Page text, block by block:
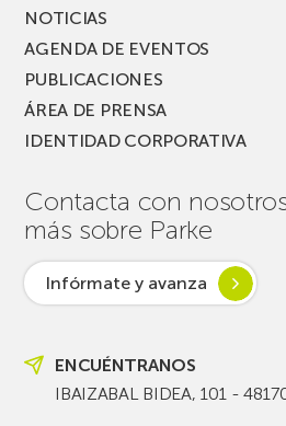
NOTICIAS
AGENDA DE EVENTOS
PUBLICACIONES
ÁREA DE PRENSA
IDENTIDAD CORPORATIVA
Contacta con
más sobre Parke
Infórmate y avanza
ENCUÉNTRANOS
IBAIZABAL BIDEA, 101 -